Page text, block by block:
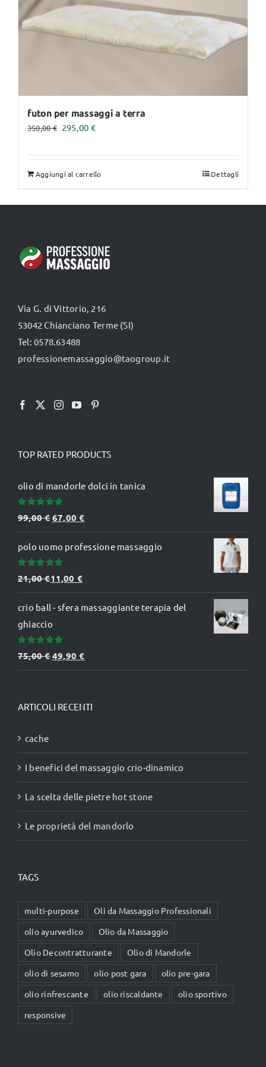
nella
del
futon per massaggi a terra
350,00€ Il
era:
295,00 €Il
è:
Aggiungi al carrello Dettagli
Via G. di Vittorio, 216
53042 Chianciano Terme (SI)
Tel: 0578.63488
professionemassaggio@taogroup.it
TOP RATED PRODUCTS
olio di mandorle dolci in tanica
Valutato
5.00su 5
99,00€Il
prezzo
originale
era:
99,00 €.
67,00€
prezzo
attuale
polo uomo professione massaggio
Valutato
5.00su 5
21,00€11,00 €
crio ball - sfera massaggiante terapia del
ghiaccio
Valutato
5.00su 5
75,00€Il
prezzo
era:
49,90€
prezzo
è:
ARTICOLI RECENTI
cache
I benefici del massaggio crio-dinamico
La scelta delle pietre hot stone
Le proprietà del mandorlo
TAGS
multi-purpose
Oli da Massaggio Professionali
olio ayurvedico
Olio da Massaggio
Olio Decontratturante
Olio di Mandorle
olio di sesamo
olio post gara
olio pre-gara
olio rinfrescante
olio riscaldante
olio sportivo
responsive